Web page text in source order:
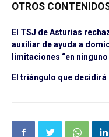
OTROS
El TSJ de Asturias
auxiliar de ayuda a
limitaciones “en
El triángulo que decidirá